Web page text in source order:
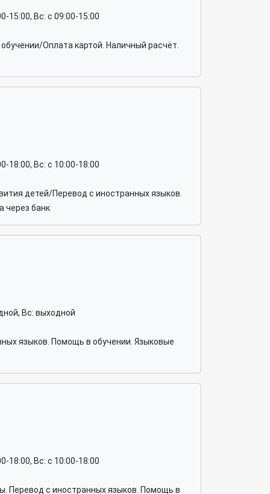
15:00, Вс: c 09:00-15:00
Оплата картой. Наличный расчёт.
18:00, Вс: c 10:00-18:00
детей/Перевод с иностранных языков.
через банк
Вс: выходной
языков. Помощь в обучении. Языковые
18:00, Вс: c 10:00-18:00
Перевод с иностранных языков. Помощь в